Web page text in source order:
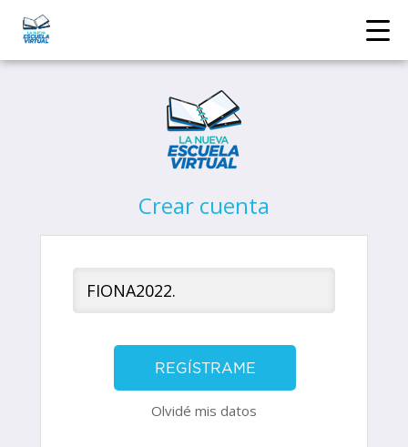
Crear cuenta
Olvidé mis datos